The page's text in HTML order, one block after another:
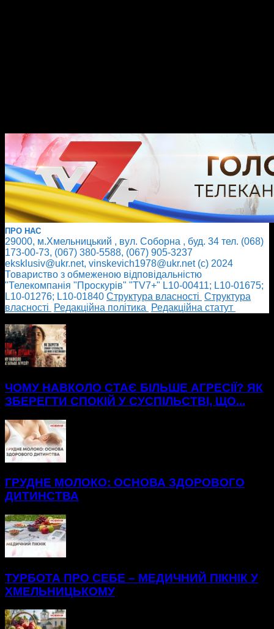
ПРО НАС
29000, м.Хмельницький , вул. Соборна , буд. 34 тел. (068)
173-00-73, (067) 380-5588, (067) 905-3237
eksklusiv@ukr.net, vinskevich1978@ukr.net (с) 2024
Товариство з обмеженою відповідальністю
"Телекомпанія "Проскурів" "TV7+" L10-00411; L10-01675;
L10-01276; L10-01840 Cтруктура власності Cтруктура
власності
Редакційна політика
Редакційна статут
ЧОМУ НАВКОЛО СТАЄ БІЛЬШЕ АГРЕСІЇ? ЯК
ЗБЕРЕГТИ СПОКІЙ У СУСПІЛЬСТВІ, ЩО...
ГРУДНЕ МОЛОКО: ОСНОВА ЗДОРОВОГО
ДИТИНСТВА
ТУРБОТА ПРО СЕБЕ – МЕДИЧНИЙ ПІКНІК У
ХМЕЛЬНИЦЬКОМУ